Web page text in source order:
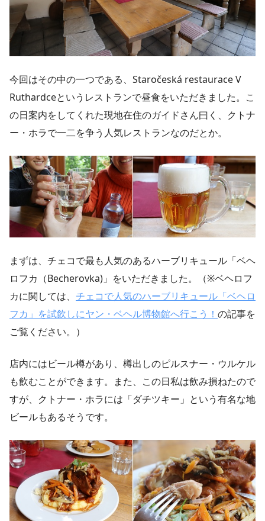
今回はその中の一つである、Staročeská restaurace V
Ruthardceというレストランで昼食をいただきました。こ
の日案内をしてくれた現地在住のガイドさん曰く、クトナ
ー・ホラで一二を争う人気レストランなのだとか。
まずは、チェコで最も人気のあるハーブリキュール「ベヘ
ロフカ（Becherovka)」をいただきました。（※ベヘロフ
カに関しては、 チェコで人気のハーブリキュール「ベヘロ
フカ」を試飲しにヤン・ベヘル博物館へ行こう！ の記事を
ご覧ください。）
店内にはビール樽があり、樽出しのピルスナー・ウルケル
も飲むことができます。また、この日私は飲み損ねたので
すが、クトナー・ホラには「ダチツキー」という有名な地
ビールもあるそうです。